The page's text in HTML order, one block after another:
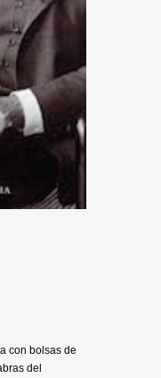
con bolsas de
del